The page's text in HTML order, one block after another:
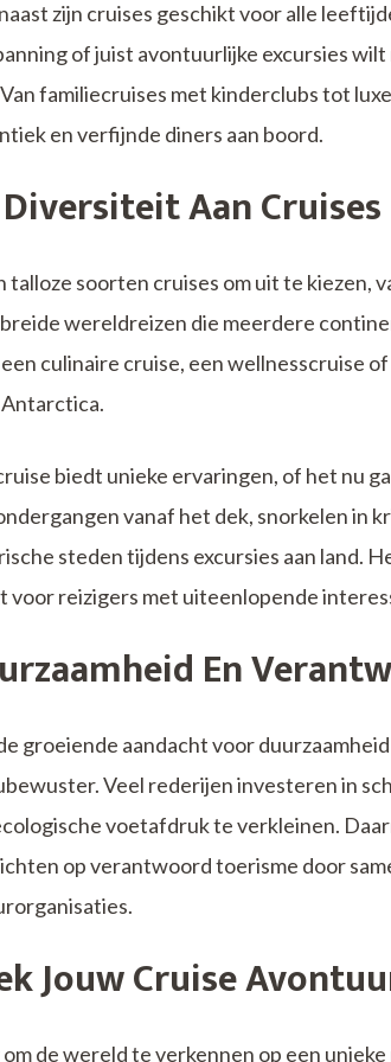
zijn cruises geschikt voor alle
of juist avontuurlijke excursies
familiecruises met kinderclubs tot
en verfijnde diners aan boord.
Aan Cruises
talloze soorten cruises om uit te kiezen,
wereldreizen die meerdere
een culinaire cruise, een wellnesscruise
Antarctica.
biedt unieke ervaringen, of het nu
vanaf het dek, snorkelen in
steden tijdens excursies aan land.
voor reizigers met uiteenlopende
En
groeiende aandacht voor
Veel rederijen investeren in
voetafdruk te verkleinen.
op verantwoord toerisme door
Jouw Cruise
om de wereld te verkennen op een